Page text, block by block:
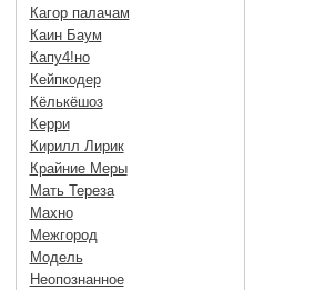
Кагор палачам
Каин Баум
Капу4!но
Кейпкодер
Кёлькёшоз
Керри
Кирилл Лирик
Крайние Меры
Мать Тереза
Махно
Межгород
Модель
Неопознанное